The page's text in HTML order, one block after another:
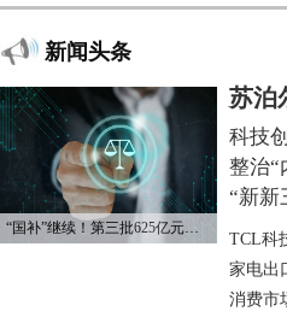
新闻头条
“国补”继续！第三批625亿元资金已下达
苏泊
科技
整治“
“新新
TCL科
家电出
消费市